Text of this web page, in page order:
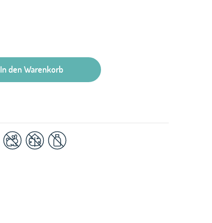
In den Warenkorb